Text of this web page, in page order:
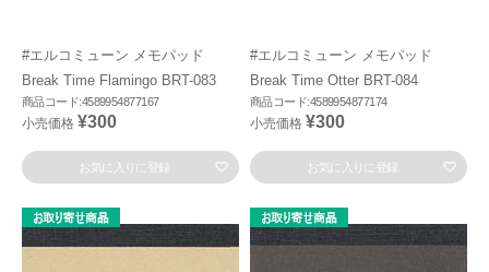
#エルコミューン メモパッド
Break Time Flamingo BRT-083
商品コード:4589954877167
小売価格 ¥300
お気に入りに登録
#エルコミューン メモパッド
Break Time Otter BRT-084
商品コード:4589954877174
小売価格 ¥300
お気に入りに登録